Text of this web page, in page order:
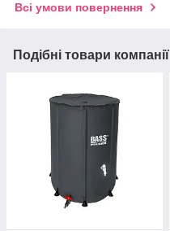
Всі умови повернення
Подібні товари компанії